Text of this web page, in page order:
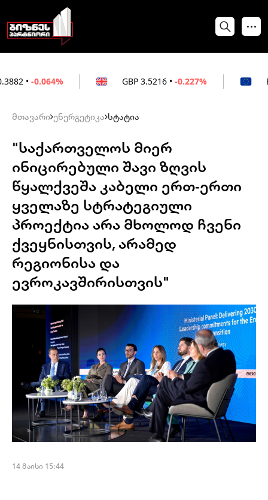
3.5216 • -0.227% 3.0212
მთავარი ენერგეტიკა სტატია
"საქართველოს მიერ
ინიცირებული შავი ზღვის
წყალქვეშა კაბელი ერთ-ერთი
ყველაზე სტრატეგიული
პროექტია არა მხოლოდ ჩვენი
ქვეყნისთვის, არამედ
რეგიონისა და
ევროკავშირისთვის"
14 მაისი 15:44